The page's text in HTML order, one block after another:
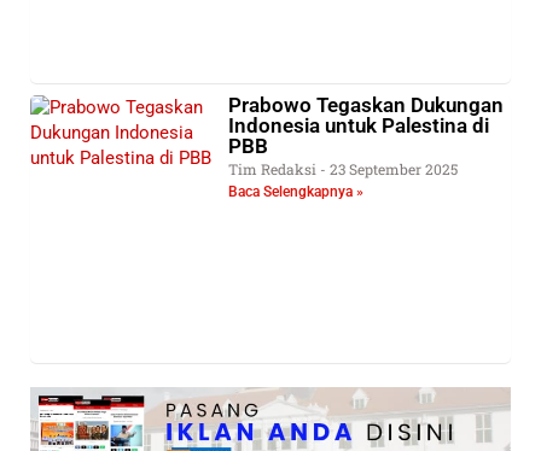
Prabowo Tegaskan Dukungan
Indonesia untuk Palestina di
PBB
Tim Redaksi 23 September 2025
Baca Selengkapnya »